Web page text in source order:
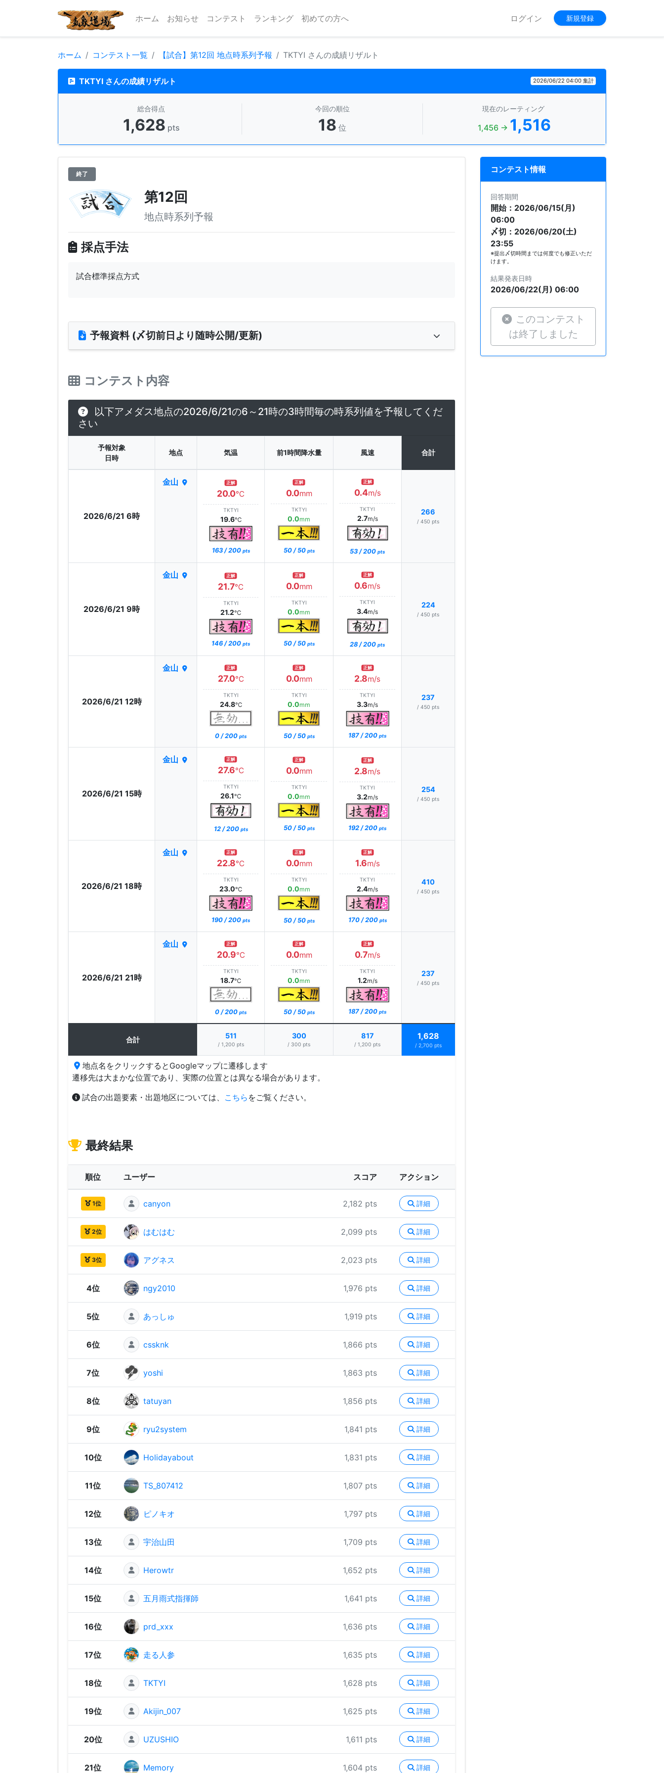
ホーム お知らせ コンテスト ランキング 初めての方へ ログイン 新規登録
ホーム コンテスト一覧 【試合】第12回 地点時系列予報 TKTYI さんの成績リザルト
TKTYI さんの成績リザルト 2026/06/22 04:00 集計
総合得点
1,628 pts
今回の順位
18 位
現在のレーティング
1,456 → 1,516
終了
第12回
地点時系列予報
採点手法
試合標準採点方式
予報資料 (〆切前日より随時公開/更新)
コンテスト内容
以下アメダス地点の2026/6/21の6～21時の3時間毎の時系列値を予報してくだ
さい
予報対象
日時
地点 気温 前1時間降水量 風速 合計
2026/6/21 6時
金山 正解
20.0℃
TKTYI
19.6℃
163 / 200 pts
正解
0.0mm
TKTYI
0.0mm
50 / 50 pts
正解
0.4m/s
TKTYI
2.7m/s
53 / 200 pts
266
/ 450 pts
2026/6/21 9時
金山 正解
21.7℃
TKTYI
21.2℃
146 / 200 pts
正解
0.0mm
TKTYI
0.0mm
50 / 50 pts
正解
0.6m/s
TKTYI
3.4m/s
28 / 200 pts
224
/ 450 pts
2026/6/21 12時
金山 正解
27.0℃
TKTYI
24.8℃
0 / 200 pts
正解
0.0mm
TKTYI
0.0mm
50 / 50 pts
正解
2.8m/s
TKTYI
3.3m/s
187 / 200 pts
237
/ 450 pts
2026/6/21 15時
金山 正解
27.6℃
TKTYI
26.1℃
12 / 200 pts
正解
0.0mm
TKTYI
0.0mm
50 / 50 pts
正解
2.8m/s
TKTYI
3.2m/s
192 / 200 pts
254
/ 450 pts
2026/6/21 18時
金山 正解
22.8℃
TKTYI
23.0℃
190 / 200 pts
正解
0.0mm
TKTYI
0.0mm
50 / 50 pts
正解
1.6m/s
TKTYI
2.4m/s
170 / 200 pts
410
/ 450 pts
2026/6/21 21時
金山 正解
20.9℃
TKTYI
18.7℃
0 / 200 pts
正解
0.0mm
TKTYI
0.0mm
50 / 50 pts
正解
0.7m/s
TKTYI
1.2m/s
187 / 200 pts
237
/ 450 pts
合計 511
/ 1,200 pts
300
/ 300 pts
817
/ 1,200 pts
1,628
/ 2,700 pts
地点名をクリックするとGoogleマップに遷移します
遷移先は大まかな位置であり、実際の位置とは異なる場合があります。
試合の出題要素・出題地区については、 こちら をご覧ください。
最終結果
順位 ユーザー スコア アクション
1位 canyon 2,182 pts 詳細
2位 はむはむ 2,099 pts 詳細
3位 アグネス 2,023 pts 詳細
4位 ngy2010 1,976 pts 詳細
5位 あっしゅ 1,919 pts 詳細
6位 cssknk 1,866 pts 詳細
7位 yoshi 1,863 pts 詳細
8位 tatuyan 1,856 pts 詳細
9位 ryu2system 1,841 pts 詳細
10位 Holidayabout 1,831 pts 詳細
11位 TS_807412 1,807 pts 詳細
12位 ピノキオ 1,797 pts 詳細
13位 宇治山田 1,709 pts 詳細
14位 Herowtr 1,652 pts 詳細
15位 五月雨式指揮師 1,641 pts 詳細
16位 prd_xxx 1,636 pts 詳細
17位 走る人参 1,635 pts 詳細
18位 TKTYI 1,628 pts 詳細
19位 Akijin_007 1,625 pts 詳細
20位 UZUSHIO 1,611 pts 詳細
21位 Memory 1,604 pts 詳細
コンテスト情報
回答期間
開始：2026/06/15(月)
06:00
〆切：2026/06/20(土)
23:55
※提出〆切時間までは何度でも修正いただ
けます。
結果発表日時
2026/06/22(月) 06:00
このコンテスト
は終了しました